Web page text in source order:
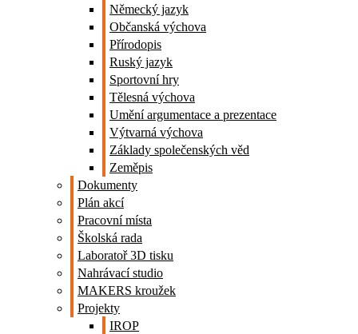
Německý jazyk
Občanská výchova
Přírodopis
Ruský jazyk
Sportovní hry
Tělesná výchova
Umění argumentace a prezentace
Výtvarná výchova
Základy společenských věd
Zeměpis
Dokumenty
Plán akcí
Pracovní místa
Školská rada
Laboratoř 3D tisku
Nahrávací studio
MAKERS kroužek
Projekty
IROP